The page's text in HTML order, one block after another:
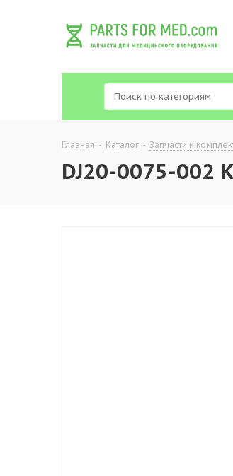
Главная - Каталог - Запчасти и
DJ20-0075-002